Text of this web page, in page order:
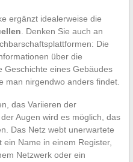
ergänzt idealerweise die
. Denken Sie auch an
Die
über die
Geschichte eines Gebäudes
man nirgendwo anders findet.
das Variieren der
Augen wird es möglich, das
Das Netz webt unerwartete
Name in einem Register,
Netzwerk oder ein